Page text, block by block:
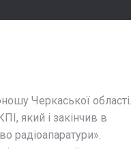
Черкаської області.
який і закінчив в
радіоапаратури».